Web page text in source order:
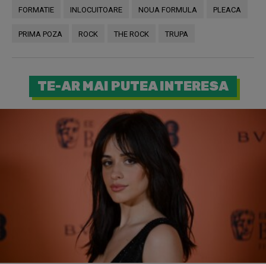
FORMATIE INLOCUITOARE NOUA FORMULA PLEACA
PRIMA POZA ROCK THE ROCK TRUPA
TE-AR MAI PUTEA INTERESA